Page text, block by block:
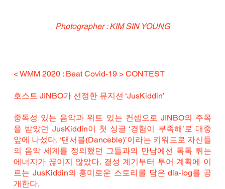
Photographer : KIM SIN YOUNG
< WMM 2020 : Beat Covid-19 > CONTEST
호스트 JINBO가 선정한 뮤지션 ‘JusKiddin’
중독성 있는 음악과 위트 있는 컨셉으로 JINBO의 주목
을 받았던 JusKiddin이 첫 싱글 ‘경험이 부족해’로 대중
앞에 나섰다. ‘댄서블(Danceble)’이라는 키워드로 자신들
의 음악 세계를 정의했던 그들과의 만남에선 톡톡 튀는
에너지가 끊이지 않았다. 결성 계기부터 투어 계획에 이
르는 JusKiddin의 흥미로운 스토리를 담은 dia-log를 공
개한다.